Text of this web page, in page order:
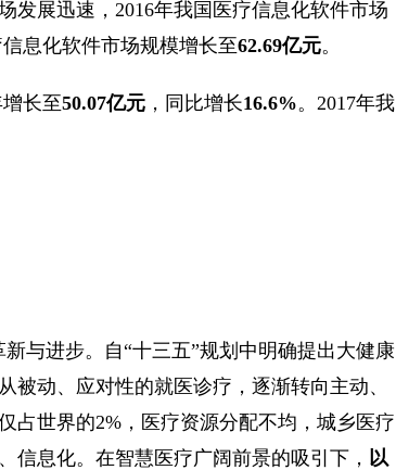
发展迅速，2016年我国医疗信息化软件市场
信息化软件市场规模增长至62.69亿元。
增长至50.07亿元 ，同比增长16.6%。2017年我
与进步。自“十三五”规划中明确提出大健康
动、应对性的就医诊疗，逐渐转向主动、
占世界的2%，医疗资源分配不均，城乡医疗
信息化。在智慧医疗广阔前景的吸引下， 以